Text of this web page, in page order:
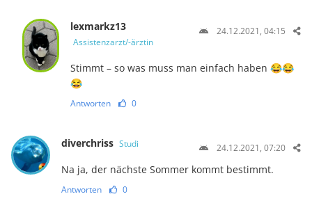
lexmarkz13
Assistenzarzt/-ärztin
24.12.2021, 04:15
Stimmt – so was muss man einfach haben 😂😂
😂
Antworten 0
diverchriss Studi 24.12.2021, 07:20
Na ja, der nächste Sommer kommt bestimmt.
Antworten 0